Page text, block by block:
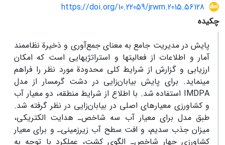
https://doi.org/10.22059/jrwm.2015.56128
چکیده
پایش در مدیریت جامع‌ به‌ معنای جمع‌آوری و ذخیرة نظام‏مند
آمار و اطلاعات از فعالیت‏ها و استراتژی‏هایی است که امکان
ارزیابی و گزارش از شرایط کلی محدودة مورد نظر را فراهم
می‏نماید. برای پایش ‌‌بیابان‌زایی در ‌دشت گرمسار از مدل
IMDPA استفاده شد. با اطلاع از شرایط منطقه، دو معیار آب
و کشاورزی معیارهای اصلی در بیابان‌زایی ‌در نظر گرفته شد.
طبق‌ مدل برای معیار آب‌ سه شاخص‌ـ هدایت الکتریکی،
میزان جذب سدیم، و افت سطح آب زیرزمینی‌ـ و برای معیار
کشاورزی چهار شاخص‌ـ الگوی کشت، عملکرد با توجه به